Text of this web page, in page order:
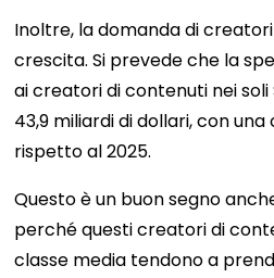
Inoltre, la domanda di
crescita. Si prevede che la
ai creatori di contenuti nei
43,9 miliardi di dollari, con una
rispetto al 2025.
Questo è un buon segno
perché questi creatori di
classe media tendono a